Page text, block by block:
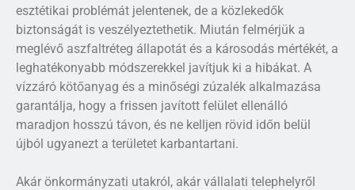
esztétikai problémát jelentenek, de a közlekedők
biztonságát is veszélyeztethetik. Miután felmérjük a
meglévő aszfaltréteg állapotát és a károsodás mértékét, a
leghatékonyabb módszerekkel javítjuk ki a hibákat. A
vízzáró kötőanyag és a minőségi zúzalék alkalmazása
garantálja, hogy a frissen javított felület ellenálló
maradjon hosszú távon, és ne kelljen rövid időn belül
újból ugyanezt a területet karbantartani.
Akár önkormányzati utakról, akár vállalati telephelyről